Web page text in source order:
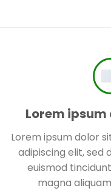
Lorem
Lorem ipsum dolor
adipiscing elit, sed
euismod
magna